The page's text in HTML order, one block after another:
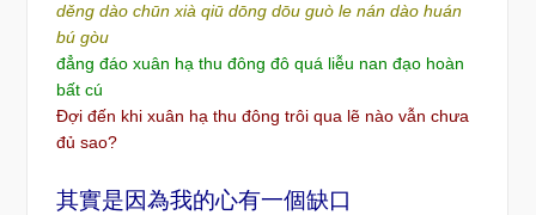
děng dào chūn xià qiū dōng dōu guò le nán dào huán
bú gòu
đẳng đáo xuân hạ thu đông đô quá liễu nan đạo hoàn
bất cú
Đợi đến khi xuân hạ thu đông trôi qua lẽ nào vẫn chưa
đủ sao?
其實是因為我的心有一個缺口